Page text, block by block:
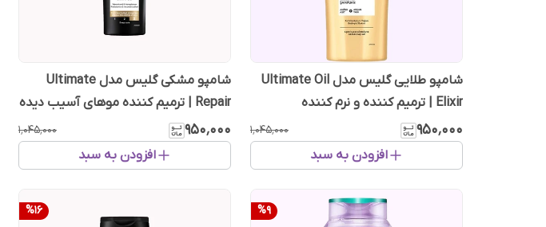
شامپو طلایی گلیس مدل Ultimate Oil
Elixir | ترمیم کننده و نرم کننده
۹۵۰٬۰۰۰ ۱٬۰۴۵٬۰۰۰
افزودن به سبد
شامپو مشکی گلیس مدل Ultimate
Repair | ترمیم کننده موهای آسیب دیده
۹۵۰٬۰۰۰ ۱٬۰۴۵٬۰۰۰
افزودن به سبد
%9
%16